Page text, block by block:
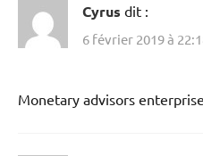
Cyrus dit :
6 février 2019 à
Monetary advisors